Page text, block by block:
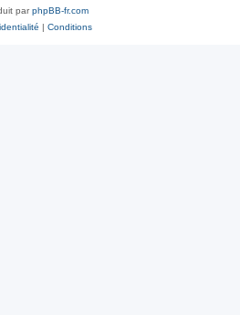
parphpBB-fr.com
| Conditions